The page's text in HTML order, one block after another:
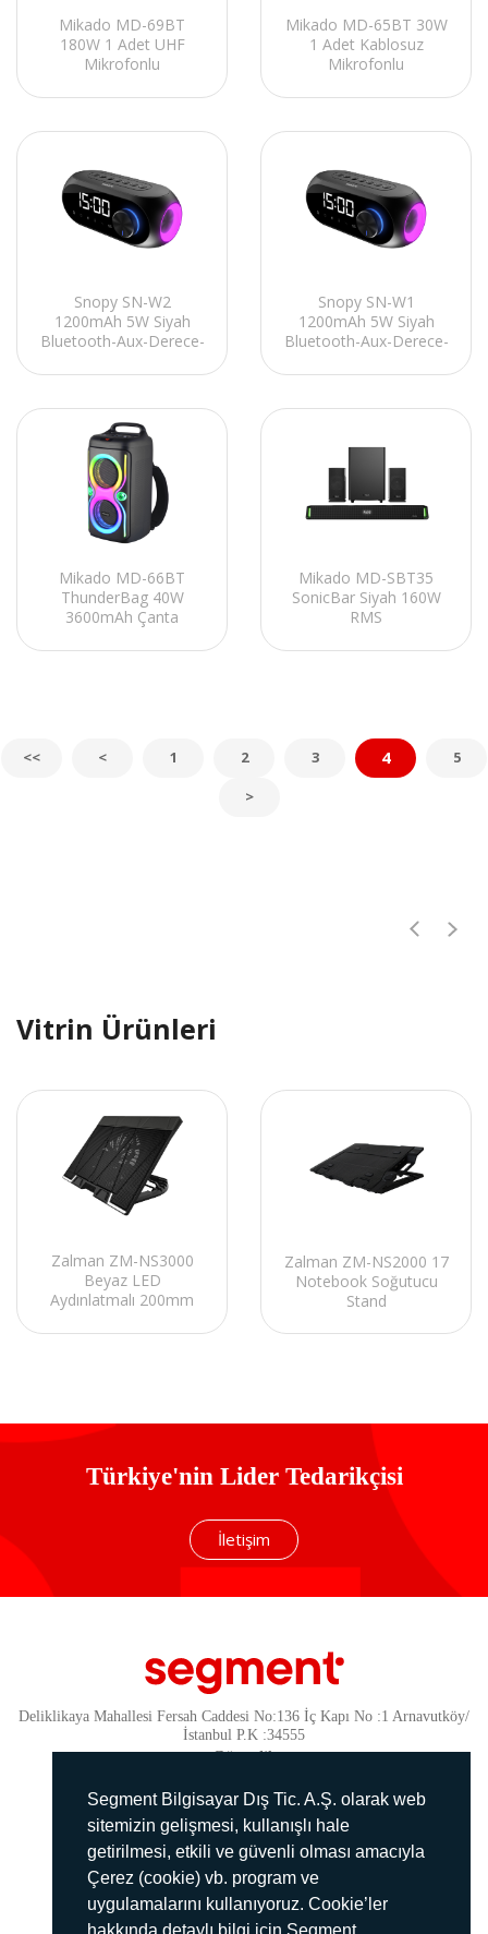
Segment Bilgisayar Dış Tic. A.Ş. olarak web
sitemizin gelişmesi, kullanışlı hale
getirilmesi, etkili ve güvenli olması amacıyla
Çerez (cookie) vb. program ve
uygulamalarını kullanıyoruz. Cookie’ler
Mikado MD-69BT
180W 1 Adet UHF
Mikrofonlu
USB+TF+TWS+AUX+BT+HDMI
Siyah Toplantı Anfisi
Mikado MD-65BT 30W
1 Adet Kablosuz
Mikrofonlu
Destekli Siyah Toplantı
Snopy SN-W2
1200mAh 5W Siyah
Bluetooth-Aux-Derece-
Saat Speaker
Snopy SN-W1
1200mAh 5W Siyah
Bluetooth-Aux-Derece-
Saat Speaker
Mikado MD-66BT
ThunderBag 40W
3600mAh Çanta
USB/BT/TF/TWS RGB
Mikado MD-SBT35
SonicBar Siyah 160W
RMS
BT+AUX+USB+HDMI/
Ev Sinema Soundbar
<< < 1 2 3 4
5
>
Vitrin Ürünleri
Zalman ZM-NS3000
Beyaz LED
Aydınlatmalı 200mm
Soğutucu Stand
Zalman ZM-NS2000 17
Notebook Soğutucu
Stand
Türkiye'nin Lider Tedarikçisi
İletişim
Deliklikaya Mahallesi Fersah Caddesi No:136 İç Kapı No :1 Arnavutköy/
İstanbul P.K :34555
Güvenlik
KVKK Politikamız
Gizlilik Politikamız
Aydınlatma Metni
İmha Politikası
444 78 99